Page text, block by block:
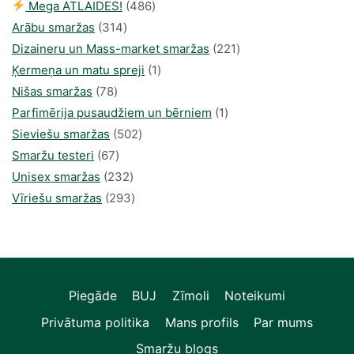
Mega ATLAIDES! 486486
Arābu smaržas 314314
produkti
Dizaineru un Mass-market smaržas 221221
Ķermeņa un matu spreji 11
Nišas smaržas 7878
produkts
Parfimērija pusaudžiem un bērniem 11
Sieviešu smaržas 502502
Smaržu testeri 6767
produkts
Unisex smaržas 232232
produkts
Vīriešu smaržas 293293
Piegāde BUJ Zīmoli
Noteikumi
Privātuma politika
Mans profils
Par mums
Smaržu blogs